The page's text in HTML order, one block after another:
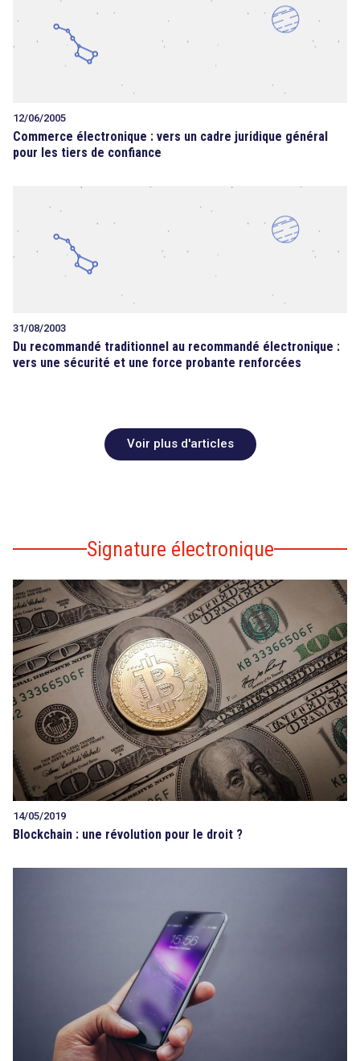
12/06/2005
Commerce électronique : vers un cadre juridique général
pour les tiers de confiance
31/08/2003
Du recommandé traditionnel au recommandé électronique :
vers une sécurité et une force probante renforcées
Voir plus d'articles
Signature électronique
14/05/2019
Blockchain : une révolution pour le droit ?